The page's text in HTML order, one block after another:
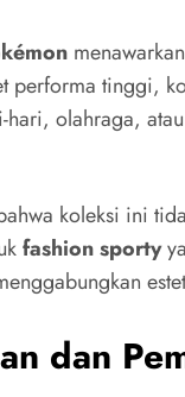
performa tinggi,
hari, olahraga,
koleksi ini
fashion sporty
dan